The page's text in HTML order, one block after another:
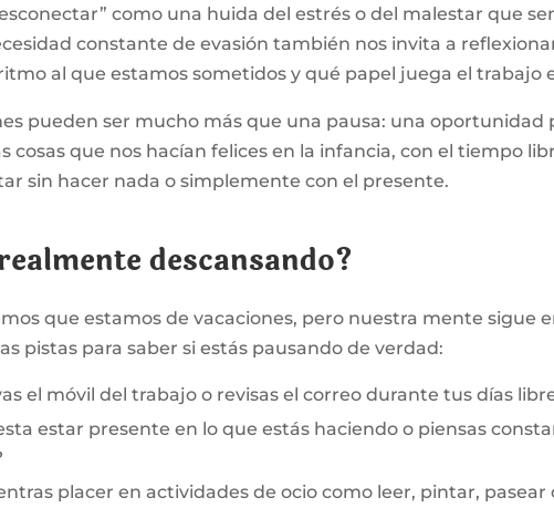
como una huida del estrés o del malestar que
constante de evasión también nos invita a
al que estamos sometidos y qué papel juega el trabajo
pueden ser mucho más que una pausa: una oportunidad
cosas que nos hacían felices en la infancia, con el tiempo
sin hacer nada o simplemente con el presente.
descansando?
que estamos de vacaciones, pero nuestra mente sigue
pistas para saber si estás pausando de verdad:
el móvil del trabajo o revisas el correo durante tus días
estar presente en lo que estás haciendo o piensas
placer en actividades de ocio como leer, pintar,